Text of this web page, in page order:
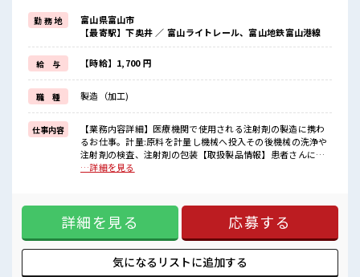
基本的に髪色自由で明るすぎたり奇抜でなければOKです！
(規定有)≪動きやすい制服アリ≫
制服があるので、
毎日の服装の悩み解消♪
≪未経験でも活躍できる≫
新しいことにチャレンジするのは不安だけど、
しっかり働く環境が整っています！
イチからスキルUP・ステップUP目指していきましょう！
≪様々なお仕事をご提案≫
一人で悩まず気軽に相談できる、
派遣のお仕事です！
■職場の雰囲気
活気あふれる20代活躍中の職場です☆
休憩室で自分タイム！
のんびりスマホチェック♪
高収入もバッチリ目指せますよ！
勤 務 地
富山県富山市
【最寄駅】下奥井 ／ 富山ライトレール、富山地鉄富山港線
給 与 【時給】1,700 円
職 種 製造（加工)
仕事内容
【業務内容詳細】医療機関で使用される注射剤の製造に携わ
るお仕事。計量:原料を計量し機械へ投入その後機械の洗浄や
注射剤の検査、注射剤の包装【取扱製品情報】患者さんに打
つ点滴 ■お仕事PR ≪定時で帰ろう≫ 自分の時間をしっかり確
きやすい制服アリ≫ 制服があるので、 毎日の服装の悩み解消
♪ ≪未経験でも活躍できる≫ 新しいことにチャレンジするの
は不安だけど、 しっかり働く環境が整っています！ イチから
スキルUP・ステップUP目指していきましょう！ ≪様々なお
仕事をご提案≫ 一人で悩まず気軽に相談できる、 派遣のお仕
事です！ ■職場の雰囲気 髪型にこだわりのあるアナタは必
…詳細を見る
詳細を見る 応募する
気になるリストに追加する